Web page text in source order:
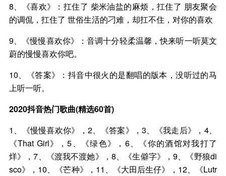
8、《喜欢》：扛住了 柴米油盐的麻烦，扛住了 朋友聚会
的调侃，扛住了 世俗生活的刁难，却扛不住，对你的喜欢
9、《慢慢喜欢你》：音调十分轻柔温馨，快来听一听莫文
蔚的慢慢喜欢你吧。
10、《答案》：抖音中很火的是翻唱的版本，没听过的马
上听一听。
2020抖音热门歌曲(精选60首)
1、《慢慢喜欢你》，2、《答案》，3、《我走后》，4、
《That Girl》，5、《绿色》，6、《你的酒馆对我打了
烊》，7、《渡我不渡她》，8、《生僻字》，9、《野狼di
sco》，10、《芒种》，11、《大田后生仔》，12、《Lutr